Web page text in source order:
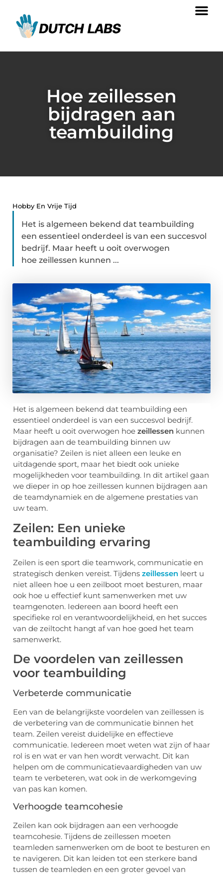
Hoe zeillessen
bijdragen aan
teambuilding
Hobby En Vrije Tijd
Het is algemeen bekend dat teambuilding
een essentieel onderdeel is van een succesvol
bedrijf. Maar heeft u ooit overwogen
hoe zeillessen kunnen ...
Het is algemeen bekend dat teambuilding een
essentieel onderdeel is van een succesvol bedrijf.
Maar heeft u ooit overwogen hoe zeillessen kunnen
bijdragen aan de teambuilding binnen uw
organisatie? Zeilen is niet alleen een leuke en
uitdagende sport, maar het biedt ook unieke
mogelijkheden voor teambuilding. In dit artikel gaan
we dieper in op hoe zeillessen kunnen bijdragen aan
de teamdynamiek en de algemene prestaties van
uw team.
Zeilen: Een unieke
teambuilding ervaring
Zeilen is een sport die teamwork, communicatie en
strategisch denken vereist. Tijdens zeillessen leert u
niet alleen hoe u een zeilboot moet besturen, maar
ook hoe u effectief kunt samenwerken met uw
teamgenoten. Iedereen aan boord heeft een
specifieke rol en verantwoordelijkheid, en het succes
van de zeiltocht hangt af van hoe goed het team
samenwerkt.
De voordelen van zeillessen
voor teambuilding
Verbeterde communicatie
Een van de belangrijkste voordelen van zeillessen is
de verbetering van de communicatie binnen het
team. Zeilen vereist duidelijke en effectieve
communicatie. Iedereen moet weten wat zijn of haar
rol is en wat er van hen wordt verwacht. Dit kan
helpen om de communicatievaardigheden van uw
team te verbeteren, wat ook in de werkomgeving
van pas kan komen.
Verhoogde teamcohesie
Zeilen kan ook bijdragen aan een verhoogde
teamcohesie. Tijdens de zeillessen moeten
teamleden samenwerken om de boot te besturen en
te navigeren. Dit kan leiden tot een sterkere band
tussen de teamleden en een groter gevoel van